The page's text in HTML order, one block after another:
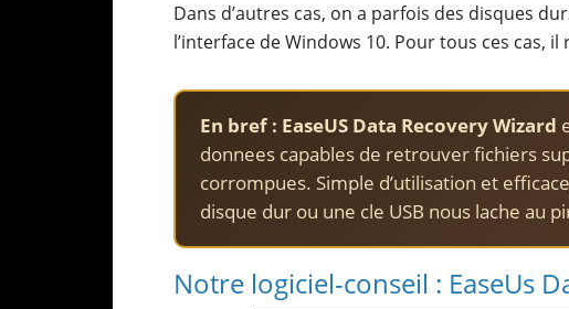
Dans d’autres cas, on a parfois des disques
l’interface de Windows 10. Pour tous ces cas,
En bref : EaseUS Data Recovery Wizard
donnees capables de retrouver fichiers
corrompues. Simple d’utilisation et
disque dur ou une cle USB nous lache au
Notre logiciel-conseil : EaseUs